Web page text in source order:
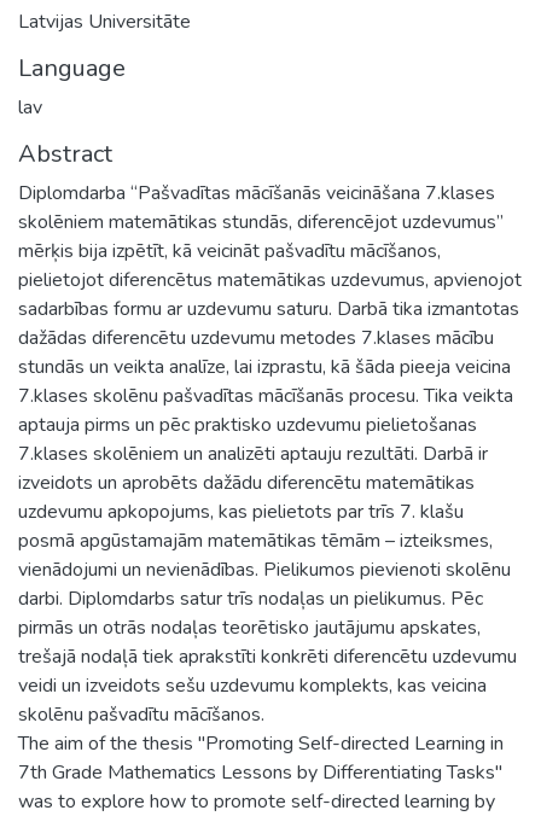
Latvijas Universitāte
Language
lav
Abstract
Diplomdarba “Pašvadītas mācīšanās veicināšana 7.klases
skolēniem matemātikas stundās, diferencējot uzdevumus”
mērķis bija izpētīt, kā veicināt pašvadītu mācīšanos,
pielietojot diferencētus matemātikas uzdevumus, apvienojot
sadarbības formu ar uzdevumu saturu. Darbā tika izmantotas
dažādas diferencētu uzdevumu metodes 7.klases mācību
stundās un veikta analīze, lai izprastu, kā šāda pieeja veicina
7.klases skolēnu pašvadītas mācīšanās procesu. Tika veikta
aptauja pirms un pēc praktisko uzdevumu pielietošanas
7.klases skolēniem un analizēti aptauju rezultāti. Darbā ir
izveidots un aprobēts dažādu diferencētu matemātikas
uzdevumu apkopojums, kas pielietots par trīs 7. klašu
posmā apgūstamajām matemātikas tēmām – izteiksmes,
vienādojumi un nevienādības. Pielikumos pievienoti skolēnu
darbi. Diplomdarbs satur trīs nodaļas un pielikumus. Pēc
pirmās un otrās nodaļas teorētisko jautājumu apskates,
trešajā nodaļā tiek aprakstīti konkrēti diferencētu uzdevumu
veidi un izveidots sešu uzdevumu komplekts, kas veicina
skolēnu pašvadītu mācīšanos.
The aim of the thesis "Promoting Self-directed Learning in
7th Grade Mathematics Lessons by Differentiating Tasks"
was to explore how to promote self-directed learning by